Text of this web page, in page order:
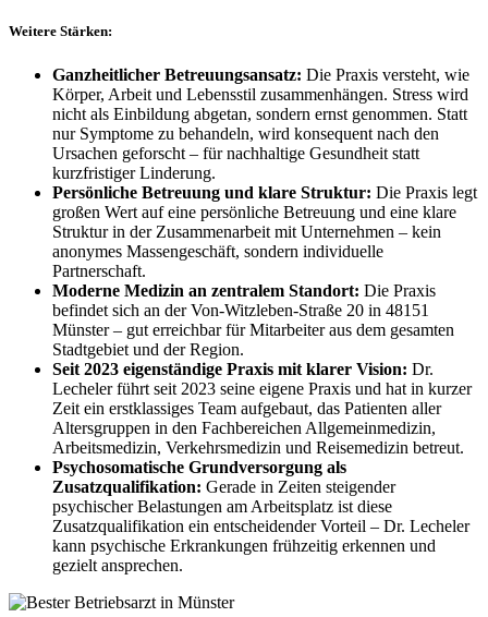
Weitere Stärken:
Ganzheitlicher Betreuungsansatz: Die Praxis versteht, wie
Körper, Arbeit und Lebensstil zusammenhängen. Stress wird
nicht als Einbildung abgetan, sondern ernst genommen. Statt
nur Symptome zu behandeln, wird konsequent nach den
Ursachen geforscht – für nachhaltige Gesundheit statt
kurzfristiger Linderung.
Persönliche Betreuung und klare Struktur: Die Praxis legt
großen Wert auf eine persönliche Betreuung und eine klare
Struktur in der Zusammenarbeit mit Unternehmen – kein
anonymes Massengeschäft, sondern individuelle
Partnerschaft.
Moderne Medizin an zentralem Standort: Die Praxis
befindet sich an der Von-Witzleben-Straße 20 in 48151
Münster – gut erreichbar für Mitarbeiter aus dem gesamten
Stadtgebiet und der Region.
Seit 2023 eigenständige Praxis mit klarer Vision: Dr.
Lecheler führt seit 2023 seine eigene Praxis und hat in kurzer
Zeit ein erstklassiges Team aufgebaut, das Patienten aller
Altersgruppen in den Fachbereichen Allgemeinmedizin,
Arbeitsmedizin, Verkehrsmedizin und Reisemedizin betreut.
Psychosomatische Grundversorgung als
Zusatzqualifikation: Gerade in Zeiten steigender
psychischer Belastungen am Arbeitsplatz ist diese
Zusatzqualifikation ein entscheidender Vorteil – Dr. Lecheler
kann psychische Erkrankungen frühzeitig erkennen und
gezielt ansprechen.